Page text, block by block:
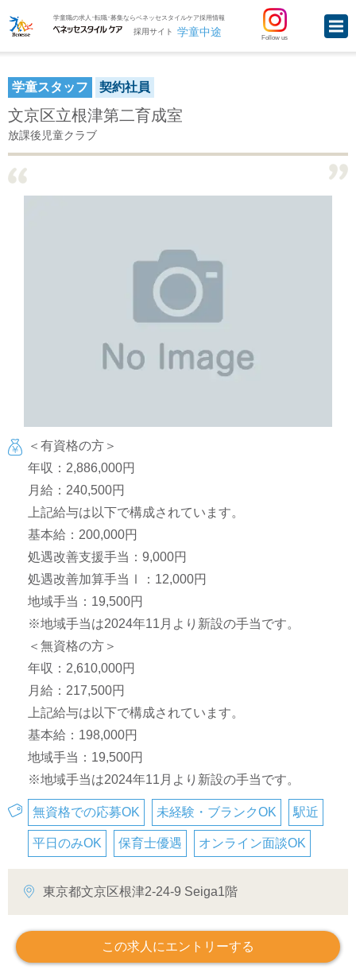
学童職の求人･転職･募集ならベネッセスタイルケア採用情報
採用サイト 学童中途 Follow us
学童スタッフ 契約社員
文京区立根津第二育成室
放課後児童クラブ
＜有資格の方＞
年収：2,886,000円
月給：240,500円
上記給与は以下で構成されています。
基本給：200,000円
処遇改善支援手当：9,000円
処遇改善加算手当Ⅰ：12,000円
地域手当：19,500円
※地域手当は2024年11月より新設の手当です。
＜無資格の方＞
年収：2,610,000円
月給：217,500円
上記給与は以下で構成されています。
基本給：198,000円
地域手当：19,500円
※地域手当は2024年11月より新設の手当です。
無資格での応募OK 未経験・ブランクOK 駅近
平日のみOK 保育士優遇 オンライン面談OK
東京都文京区根津2-24-9 Seiga1階
この求人にエントリーする